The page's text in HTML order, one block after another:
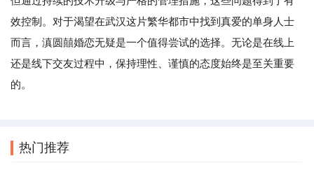
效控制。对于渴望在武汉这片繁华都市中找到真爱的单身人士
而言，滇圆囍婚恋无疑是一个值得尝试的选择。无论是在线上
还是线下交友过程中，保持理性、谨慎的态度始终是至关重要
的。
热门推荐